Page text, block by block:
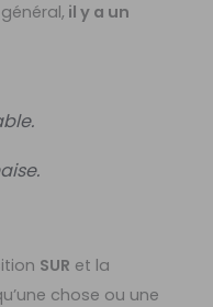
général, il y a un
SUR et la
chose ou une